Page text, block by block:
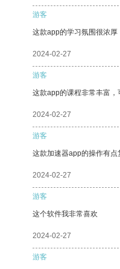
游客
这款app的学习氛围很浓厚
2024-02-27
游客
这款app的课程非常丰富，
2024-02-27
游客
这款加速器app的操作有点
2024-02-27
游客
这个软件我非常喜欢
2024-02-27
游客